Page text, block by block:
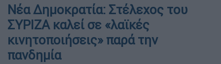
Νέα Δημοκρατία: Στέλεχος του
ΣΥΡΙΖΑ καλεί σε «λαϊκές
κινητοποιήσεις» παρά την
πανδημία